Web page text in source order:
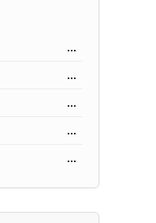
...
...
...
...
...